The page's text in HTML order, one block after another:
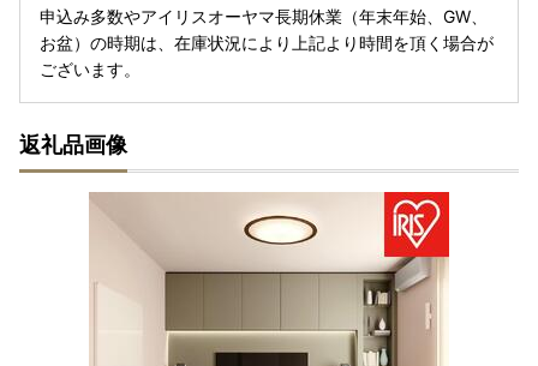
申込み多数やアイリスオーヤマ長期休業（年末年始、GW、
お盆）の時期は、在庫状況により上記より時間を頂く場合が
ございます。
返礼品画像